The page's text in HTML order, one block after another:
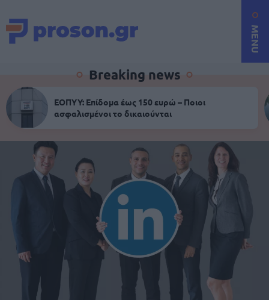
MENU
Breaking news
ΕΟΠΥΥ: Επίδομα έως 150 ευρώ – Ποιοι
ασφαλισμένοι το δικαιούνται